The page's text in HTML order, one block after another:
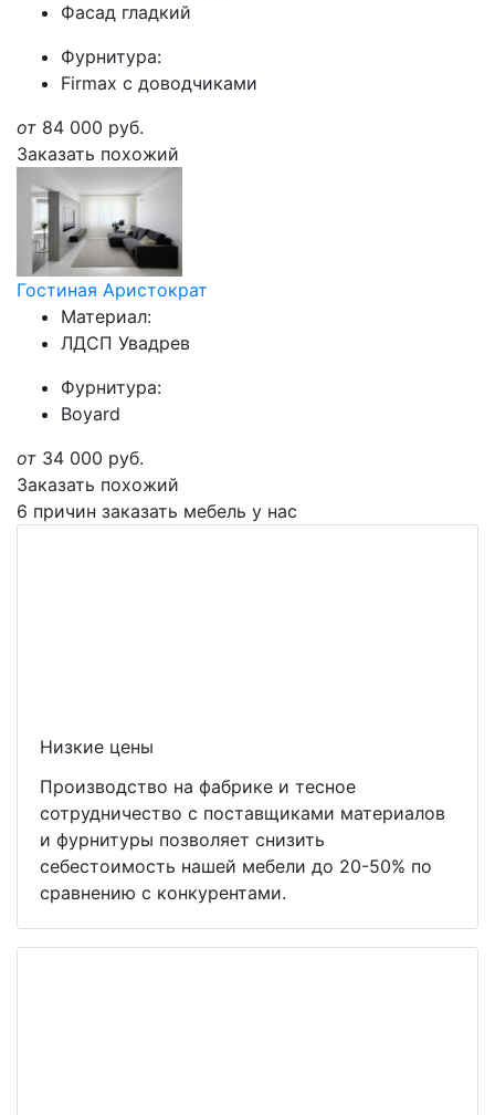
Фасад гладкий
Фурнитура:
Firmax с доводчиками
от 84 000 руб.
Заказать похожий
Гостиная Аристократ
Материал:
ЛДСП Увадрев
Фурнитура:
Boyard
от 34 000 руб.
Заказать похожий
6 причин заказать мебель у нас
Низкие цены
Производство на фабрике и тесное
сотрудничество с поставщиками материалов
и фурнитуры позволяет снизить
себестоимость нашей мебели до 20-50% по
сравнению с конкурентами.